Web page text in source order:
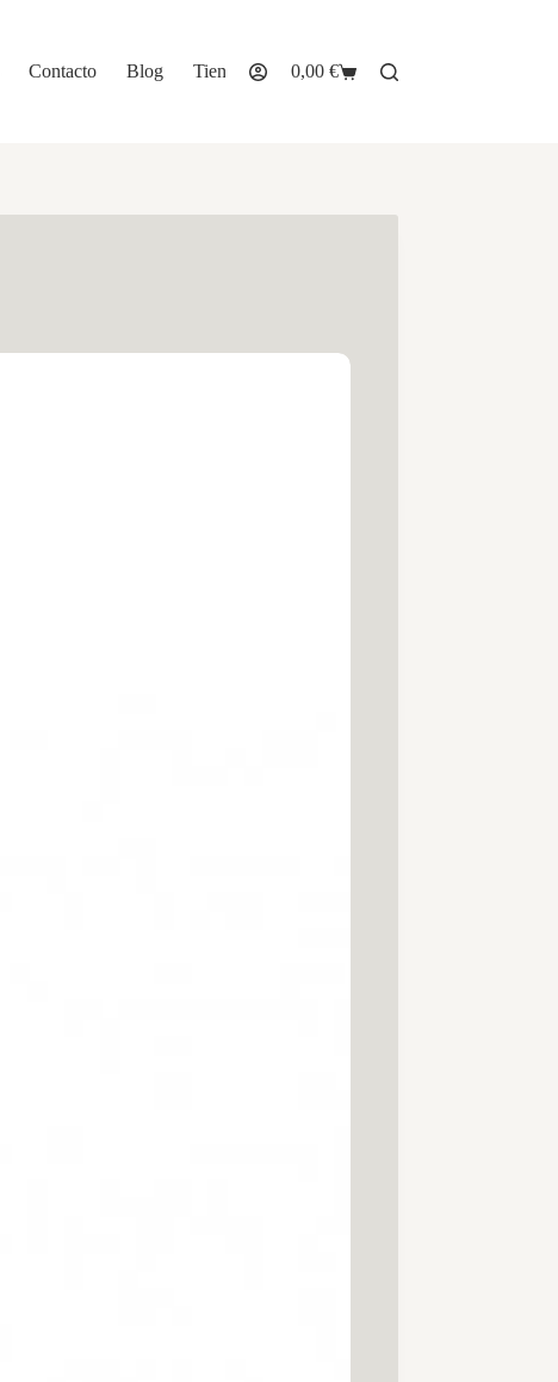
Contacto Blog Tienda
Carro
0,00 €